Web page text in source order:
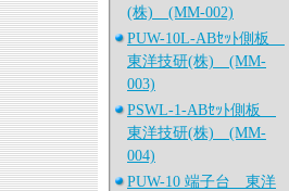
(株) (MM-002)
PUW-10L-ABｾｯﾄ側板
東洋技研(株) (MM-
003)
PSWL-1-ABｾｯﾄ側板
東洋技研(株) (MM-
004)
PUW-10 端子台 東洋